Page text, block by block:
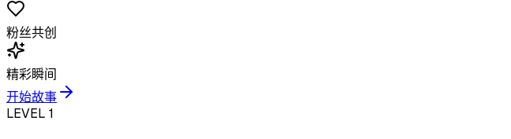
粉丝共创
精彩瞬间
开始故事
LEVEL 1